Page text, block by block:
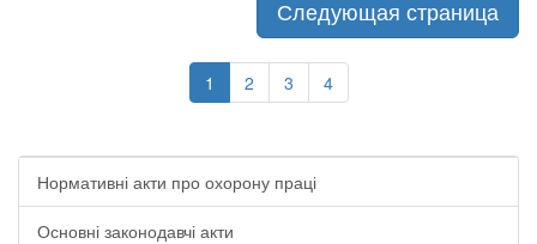
Следующая страница
1 2 3 4
Нормативні акти про охорону праці
Основні законодавчі акти